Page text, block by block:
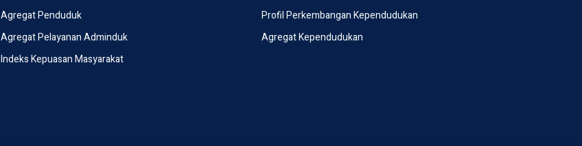
Agregat Penduduk
Agregat Pelayanan Adminduk
Indeks Kepuasan Masyarakat
Profil Perkembangan Kependudukan
Agregat Kependudukan